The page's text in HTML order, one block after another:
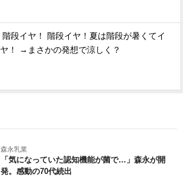
階段イヤ！ 階段イヤ！夏は階段が暑くてイ
ヤ！ →まさかの発想で涼しく？
森永乳業
「気になっていた認知機能が菌で…」森永が開
発。感動の70代続出